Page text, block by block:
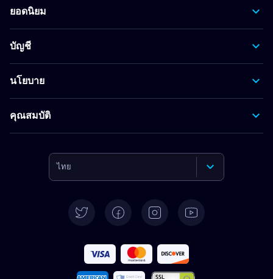
ยอดนิยม
บัญชี
นโยบาย
คุณสมบัติ
ไทย
Deutsch
Español
Français